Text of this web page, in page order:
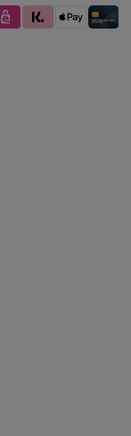
KlarnaApple Pay